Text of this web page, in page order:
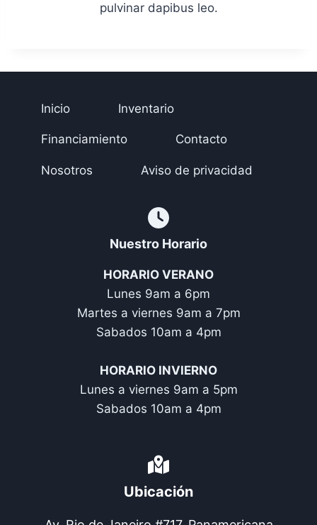
pulvinar dapibus leo.
Inicio Inventario
Financiamiento Contacto
Nosotros Aviso de privacidad
Nuestro Horario
HORARIO VERANO
Lunes 9am a 6pm
Martes a viernes 9am a 7pm
Sabados 10am a 4pm
HORARIO INVIERNO
Lunes a viernes 9am a 5pm
Sabados 10am a 4pm
Ubicación